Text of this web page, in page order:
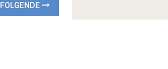
FOLGENDE